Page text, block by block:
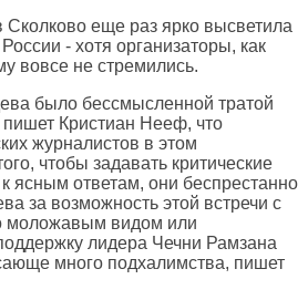
еще раз ярко высветила
- хотя организаторы, как
вовсе не стремились.
было бессмысленной тратой
Кристиан Нееф, что
журналистов в этом
чтобы задавать критические
ясным ответам, они беспрестанно
за возможность этой встречи с
моложавым видом или
лидера Чечни Рамзана
много подхалимства, пишет